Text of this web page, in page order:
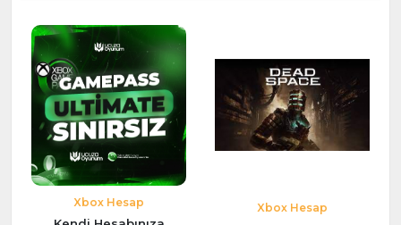
Xbox Hesap Xbox Hesap